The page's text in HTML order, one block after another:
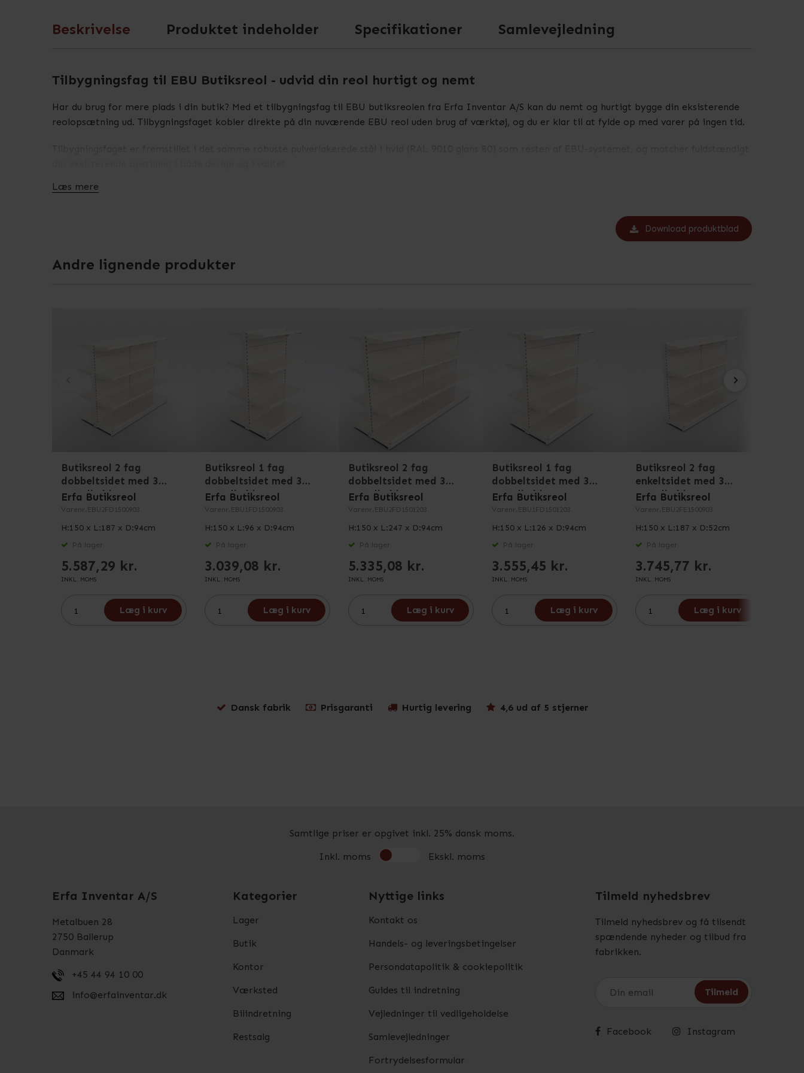
Beskrivelse
Tilbygningsfag til EBU Butiksreol - udvid din reol hurtigt og nemt
Har du brug for mere plads i din butik? Med et tilbygningsfag til EBU butiksreolen fra Erfa Inventar A/S kan du nemt og hurtigt bygge din eksisterende
reolopsætning ud. Tilbygningsfaget kobler direkte på din nuværende EBU reol uden brug af værktøj, og du er klar til at fylde op med varer på ingen tid.
Passer til alle varianter af EBU butiksreolen
Det modulære EBU-system er designet til at vokse med din forretning. Tilbygningsfaget giver dig mulighed for at starte i det små og løbende udvide
Læs mere
Produktet indeholder Specifikationer Samlevejledning
Download produktblad
Andre lignende produkter
Butiksreol 2 fag
dobbeltsidet med 3
metalhylder
Erfa Butiksreol
Varenr. EBU2FD1500903
H:150 x L:187 x D:94cm
På lager
5.587,29 kr.
INKL. MOMS
Læg i kurv
Butiksreol 1 fag
dobbeltsidet med 3
metalhylder
Erfa Butiksreol
Varenr. EBU1FD1500903
H:150 x L:96 x D:94cm
På lager
3.039,08 kr.
INKL. MOMS
Læg i kurv
Butiksreol 2 fag
dobbeltsidet med 3
metalhylder
Erfa Butiksreol
Varenr. EBU2FD1501203
H:150 x L:247 x D:94cm
På lager
5.335,08 kr.
INKL. MOMS
Læg i kurv
Butiksreol 1 fag
dobbeltsidet med 3
metalhylder
Erfa Butiksreol
Varenr. EBU1FD1501203
H:150 x L:126 x D:94cm
På lager
3.555,45 kr.
INKL. MOMS
Læg i kurv
Butiksreol 2 fag
enkeltsidet med 3
metalhylder
Erfa Butiksreol
Varenr. EBU2FE1500903
H:150 x L:187 x D:52cm
På lager
3.745,77 kr.
INKL. MOMS
Læg i kurv
Dansk fabrik Prisgaranti Hurtig levering 4,6 ud af 5 stjerner
Samtlige priser er opgivet inkl. 25% dansk moms.
Inkl. moms Ekskl. moms
Erfa Inventar A/S
Metalbuen 28
2750 Ballerup
Danmark
+45 44 94 10 00
info@erfainventar.dk
Kategorier
Lager
Butik
Kontor
Værksted
Bilindretning
Restsalg
Nyttige links
Kontakt os
Handels- og leveringsbetingelser
Persondatapolitik & cookiepolitik
Guides til indretning
Vejledninger til vedligeholdelse
Samlevejledninger
Fortrydelsesformular
Tilmeld nyhedsbrev
Tilmeld nyhedsbrev og få tilsendt
spændende nyheder og tilbud fra
fabrikken.
Facebook Instagram